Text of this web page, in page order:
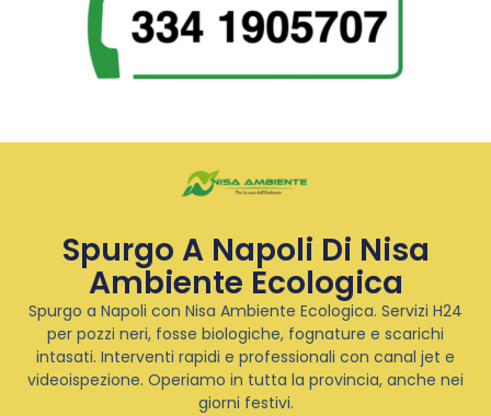
Spurgo A Napoli Di Nisa
Ambiente Ecologica
Spurgo a Napoli con Nisa Ambiente Ecologica. Servizi H24
per pozzi neri, fosse biologiche, fognature e scarichi
intasati. Interventi rapidi e professionali con canal jet e
videoispezione. Operiamo in tutta la provincia, anche nei
giorni festivi.